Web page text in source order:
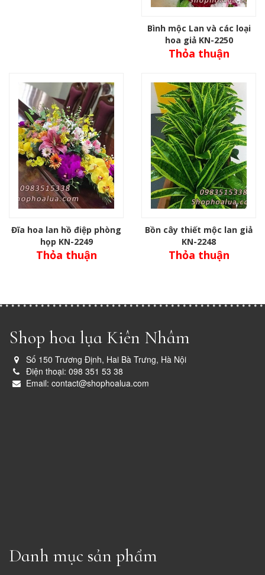
Bình mộc Lan và các loại
hoa giả KN-2250
Thỏa thuận
Đĩa hoa lan hồ điệp phòng
họp KN-2249
Thỏa thuận
Bồn cây thiết mộc lan giả
KN-2248
Thỏa thuận
Shop hoa lụa Kiên Nhâm
Số 150 Trương Định, Hai Bà Trưng, Hà Nội
Điện thoại: 098 351 53 38
Email: contact@shophoalua.com
Danh mục sản phẩm